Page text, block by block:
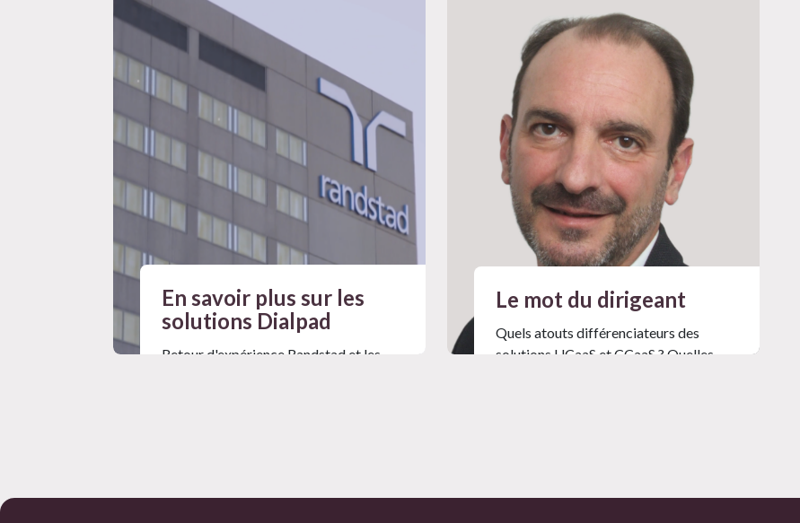
En savoir plus sur les
solutions Dialpad
Retour d'expérience Randstad et les
Le mot du dirigeant
Quels atouts différenciateurs des
solutions UCaaS et CCaaS ? Quelles